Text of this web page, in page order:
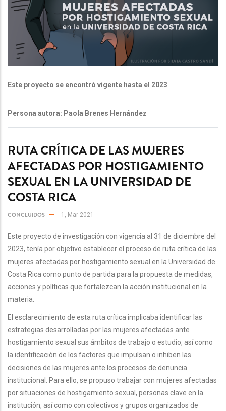
Este proyecto se encontró vigente hasta el 2023
Persona autora: Paola Brenes Hernández
RUTA CRÍTICA DE LAS MUJERES
AFECTADAS POR HOSTIGAMIENTO
SEXUAL EN LA UNIVERSIDAD DE
COSTA RICA
CONCLUIDOS 1, Mar 2021
Este proyecto de investigación con vigencia al 31 de diciembre del
2023, tenía por objetivo establecer el proceso de ruta crítica de las
mujeres afectadas por hostigamiento sexual en la Universidad de
Costa Rica como punto de partida para la propuesta de medidas,
acciones y políticas que fortalezcan la acción institucional en la
materia.
El esclarecimiento de esta ruta crítica implicaba identificar las
estrategias desarrolladas por las mujeres afectadas ante
hostigamiento sexual sus ámbitos de trabajo o estudio, así como
la identificación de los factores que impulsan o inhiben las
decisiones de las mujeres ante los procesos de denuncia
institucional. Para ello, se propuso trabajar con mujeres afectadas
por situaciones de hostigamiento sexual, personas clave en la
institución, así como con colectivos y grupos organizados de